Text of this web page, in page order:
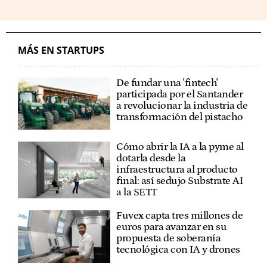
MÁS EN STARTUPS
De fundar una 'fintech'
participada por el Santander
a revolucionar la industria de
transformación del pistacho
Cómo abrir la IA a la pyme al
dotarla desde la
infraestructura al producto
final: así sedujo Substrate AI
a la SETT
Fuvex capta tres millones de
euros para avanzar en su
propuesta de soberanía
tecnológica con IA y drones